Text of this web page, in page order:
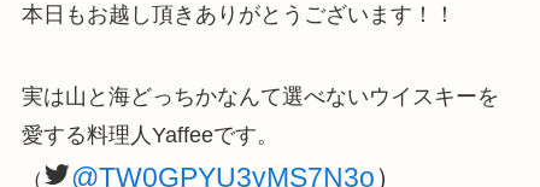
本日もお越し頂きありがとうございます！！
実は山と海どっちかなんて選べないウイスキーを
愛する料理人Yaffeeです。
（
@TW0GPYU3yMS7N3o）